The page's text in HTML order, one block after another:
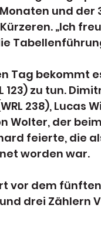
und
„Ich
Tag bekommt
123) zu tun.
238), Lucas
Wolter, der
feierte, die
worden war.
vor dem
drei Zählern